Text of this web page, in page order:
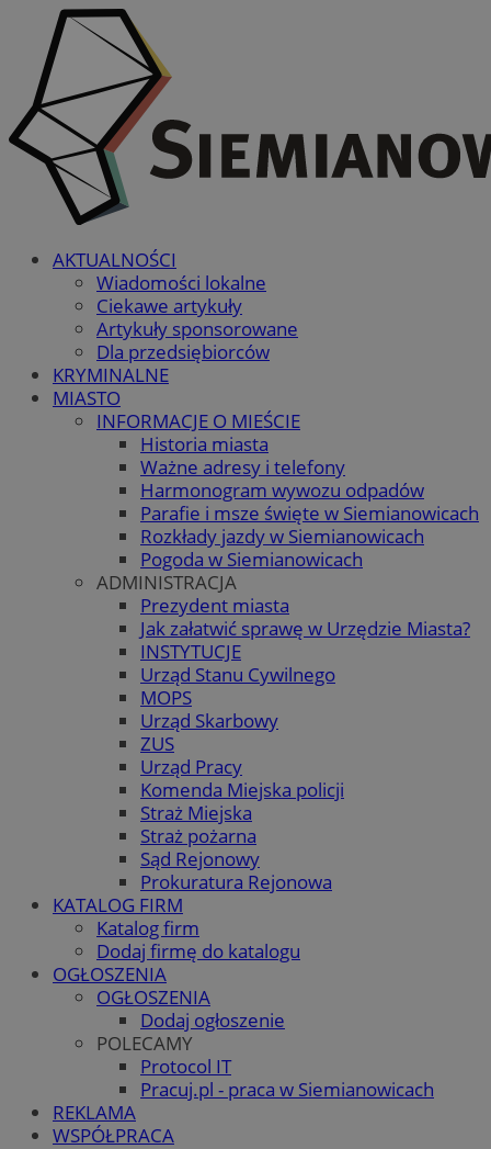
AKTUALNOŚCI
Wiadomości lokalne
Ciekawe artykuły
Artykuły sponsorowane
Dla przedsiębiorców
KRYMINALNE
MIASTO
INFORMACJE O MIEŚCIE
Historia miasta
Ważne adresy i telefony
Harmonogram wywozu odpadów
Parafie i msze święte w Siemianowicach
Rozkłady jazdy w Siemianowicach
Pogoda w Siemianowicach
ADMINISTRACJA
Prezydent miasta
Jak załatwić sprawę w Urzędzie Miasta?
INSTYTUCJE
Urząd Stanu Cywilnego
MOPS
Urząd Skarbowy
ZUS
Urząd Pracy
Komenda Miejska policji
Straż Miejska
Straż pożarna
Sąd Rejonowy
Prokuratura Rejonowa
KATALOG FIRM
Katalog firm
Dodaj firmę do katalogu
OGŁOSZENIA
OGŁOSZENIA
Dodaj ogłoszenie
POLECAMY
Protocol IT
Pracuj.pl - praca w Siemianowicach
REKLAMA
WSPÓŁPRACA